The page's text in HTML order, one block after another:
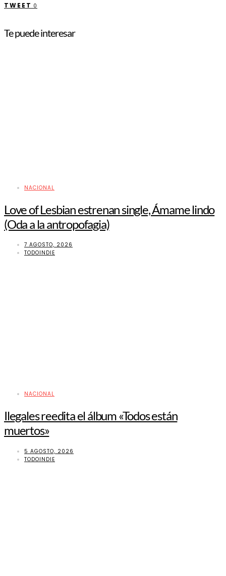
TWEET 0
Te puede interesar
NACIONAL
Love of Lesbian estrenan single, Ámame lindo
(Oda a la antropofagia)
7 AGOSTO, 2026
TODOINDIE
NACIONAL
Ilegales reedita el álbum «Todos están
muertos»
5 AGOSTO, 2026
TODOINDIE